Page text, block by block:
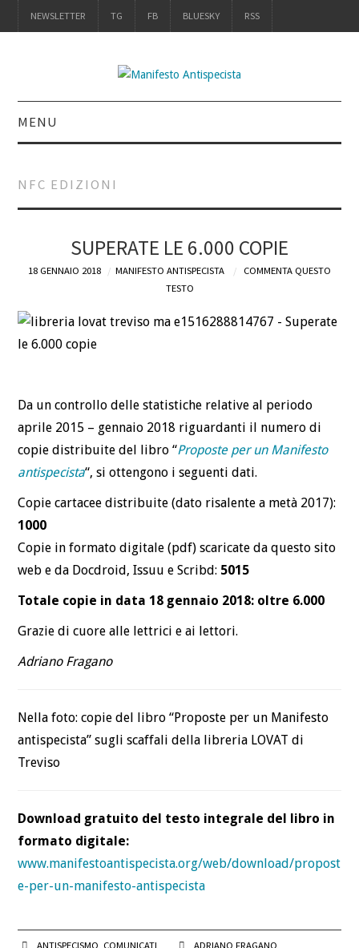
NEWSLETTER TG FB BLUESKY RSS
MENU
ACQUISTALO
CHI
CONTATTI
NFC EDIZIONI
SUPERATE LE 6.000 COPIE
18 GENNAIO 2018 MANIFESTO ANTISPECISTA
COMMENTA QUESTO
TESTO
Da un controllo delle statistiche relative al periodo
aprile 2015 – gennaio 2018 riguardanti il numero di
copie distribuite del libro “Proposte per un Manifesto
antispecista“, si ottengono i seguenti dati.
Copie cartacee distribuite (dato risalente a metà 2017):
1000
Copie in formato digitale (pdf) scaricate da questo sito
web e da Docdroid, Issuu e Scribd: 5015
Totale copie in data 18 gennaio 2018: oltre 6.000
Grazie di cuore alle lettrici e ai lettori.
Adriano Fragano
Nella foto: copie del libro “Proposte per un Manifesto
antispecista” sugli scaffali della libreria LOVAT di
Treviso
Download gratuito del testo integrale del libro in
formato digitale:
www.manifestoantispecista.org/web/download/propost
e-per-un-manifesto-antispecista
ANTISPECISMO, COMUNICATI ADRIANO FRAGANO,